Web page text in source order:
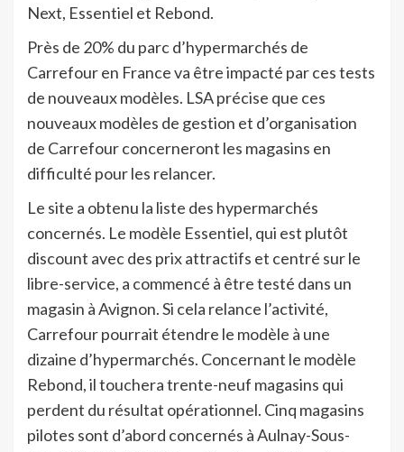
Next, Essentiel et Rebond.
Près de 20% du parc d’hypermarchés de
Carrefour en France va être impacté par ces tests
de nouveaux modèles. LSA précise que ces
nouveaux modèles de gestion et d’organisation
de Carrefour concerneront les magasins en
difficulté pour les relancer.
Le site a obtenu la liste des hypermarchés
concernés. Le modèle Essentiel, qui est plutôt
discount avec des prix attractifs et centré sur le
libre-service, a commencé à être testé dans un
magasin à Avignon. Si cela relance l’activité,
Carrefour pourrait étendre le modèle à une
dizaine d’hypermarchés. Concernant le modèle
Rebond, il touchera trente-neuf magasins qui
perdent du résultat opérationnel. Cinq magasins
pilotes sont d’abord concernés à Aulnay-Sous-